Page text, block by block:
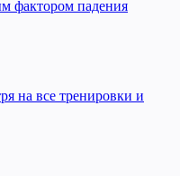
фактором падения
на все тренировки и